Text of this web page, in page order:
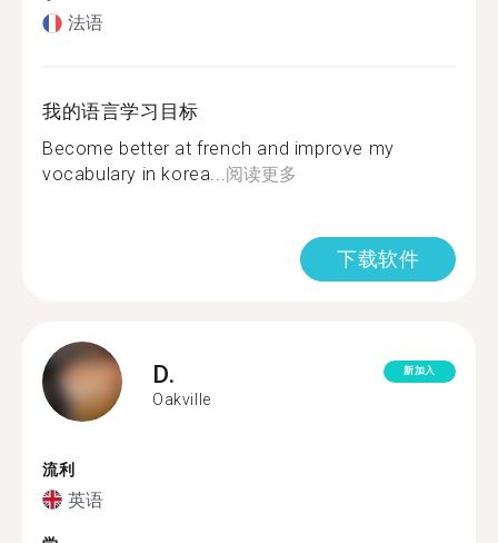
法语
我的语言学习目标
Become better at french and improve my
vocabulary in korea...阅读更多
下载软件
D.
Oakville
新加入
流利
英语